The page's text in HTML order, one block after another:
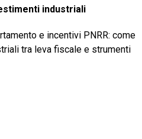
industriali
e incentivi PNRR: come
tra leva fiscale e strumenti